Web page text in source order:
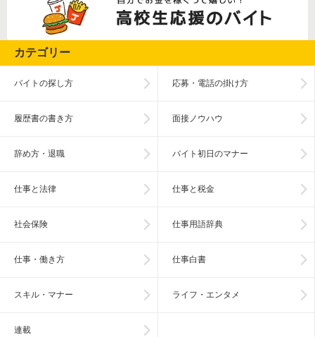
カテゴリー
バイトの探し方 応募・電話の掛け方
履歴書の書き方 面接ノウハウ
辞め方・退職 バイト初日のマナー
仕事と法律 仕事と税金
社会保険 仕事用語辞典
仕事・働き方 仕事白書
スキル・マナー ライフ・エンタメ
連載